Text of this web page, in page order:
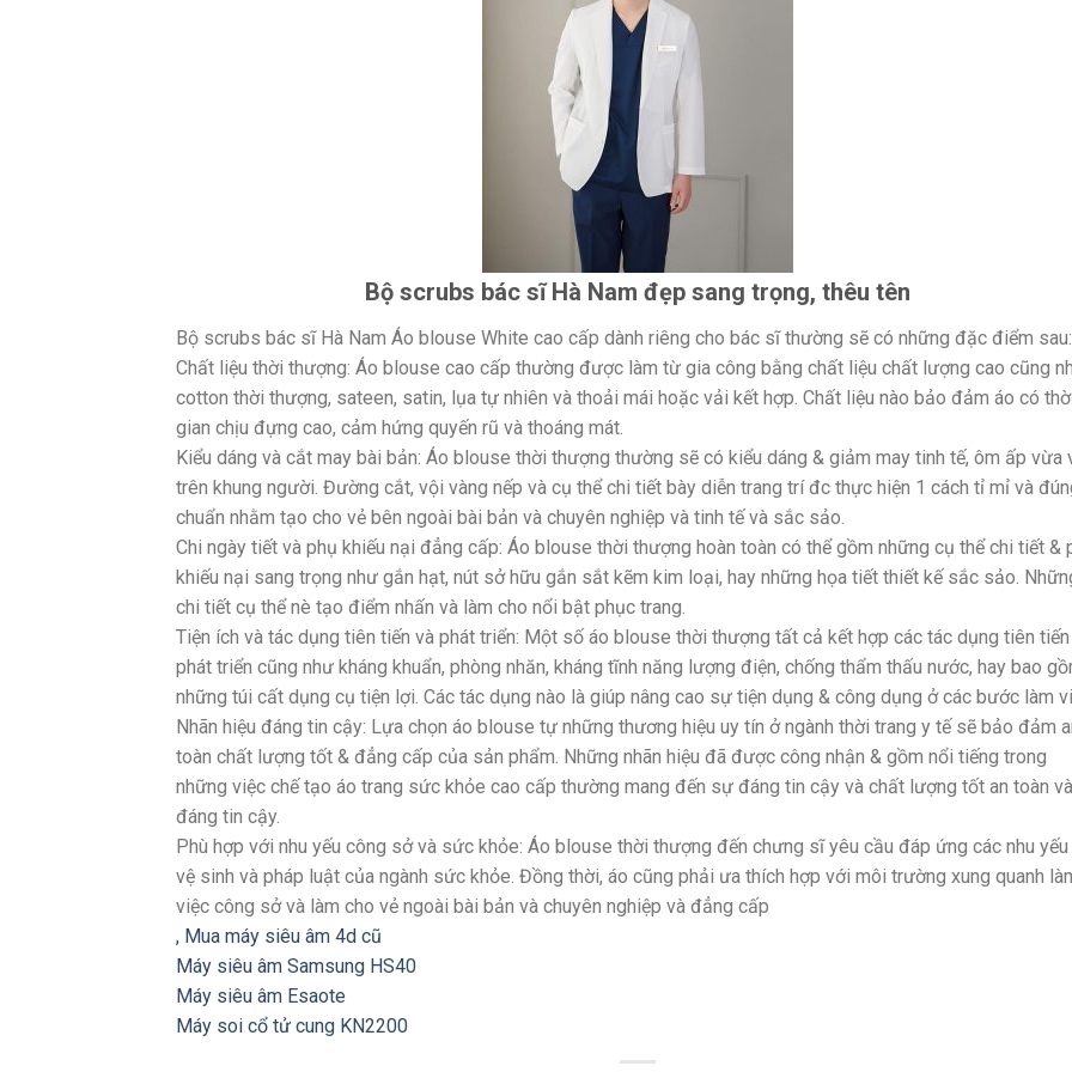
Bộ scrubs bác sĩ Hà Nam đẹp sang trọng, thêu tên
Bộ scrubs bác sĩ Hà Nam Áo blouse White cao cấp dành riêng cho bác sĩ thường sẽ có những đặc điểm sau:
Chất liệu thời thượng: Áo blouse cao cấp thường được làm từ gia công bằng chất liệu chất lượng cao cũng
cotton thời thượng, sateen, satin, lụa tự nhiên và thoải mái hoặc vải kết hợp. Chất liệu nào bảo đảm áo có
gian chịu đựng cao, cảm hứng quyến rũ và thoáng mát.
Kiểu dáng và cắt may bài bản: Áo blouse thời thượng thường sẽ có kiểu dáng & giảm may tinh tế, ôm ấp vừa
trên khung người. Đường cắt, vội vàng nếp và cụ thể chi tiết bày diễn trang trí đc thực hiện 1 cách tỉ mỉ và
chuẩn nhằm tạo cho vẻ bên ngoài bài bản và chuyên nghiệp và tinh tế và sắc sảo.
Chi ngày tiết và phụ khiếu nại đẳng cấp: Áo blouse thời thượng hoàn toàn có thể gồm những cụ thể chi tiết &
khiếu nại sang trọng như gắn hạt, nút sở hữu gắn sắt kẽm kim loại, hay những họa tiết thiết kế sắc sảo.
chi tiết cụ thể nè tạo điểm nhấn và làm cho nổi bật phục trang.
Tiện ích và tác dụng tiên tiến và phát triển: Một số áo blouse thời thượng tất cả kết hợp các tác dụng tiên
phát triển cũng như kháng khuẩn, phòng nhăn, kháng tĩnh năng lượng điện, chống thẩm thấu nước, hay bao
những túi cất dụng cụ tiện lợi. Các tác dụng nào là giúp nâng cao sự tiện dụng & công dụng ở các bước làm
Nhãn hiệu đáng tin cậy: Lựa chọn áo blouse tự những thương hiệu uy tín ở ngành thời trang y tế sẽ bảo đảm
toàn chất lượng tốt & đẳng cấp của sản phẩm. Những nhãn hiệu đã được công nhận & gồm nổi tiếng trong
những việc chế tạo áo trang sức khỏe cao cấp thường mang đến sự đáng tin cậy và chất lượng tốt an toàn và
đáng tin cậy.
Phù hợp với nhu yếu công sở và sức khỏe: Áo blouse thời thượng đến chưng sĩ yêu cầu đáp ứng các nhu yếu
vệ sinh và pháp luật của ngành sức khỏe. Đồng thời, áo cũng phải ưa thích hợp với môi trường xung quanh
việc công sở và làm cho vẻ ngoài bài bản và chuyên nghiệp và đẳng cấp
, Mua máy siêu âm 4d cũ
Máy siêu âm Samsung HS40
Máy siêu âm Esaote
Máy soi cổ tử cung KN2200